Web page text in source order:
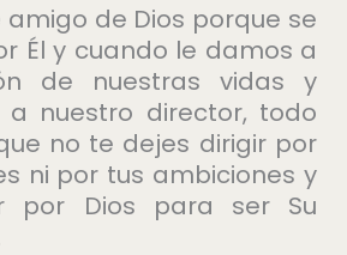
de Dios porque se
Él y cuando le damos a
de nuestras vidas y
a nuestro director, todo
no te dejes dirigir por
ni por tus ambiciones y
por Dios para ser Su